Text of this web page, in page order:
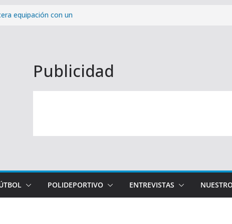
equipación con un
victoria de la pretemporada
del Sol: cómo y cuándo
de abonados con un 99,96%
CF – Levante UD de la
Publicidad
POLIDEPORTIVO ENTREVISTAS